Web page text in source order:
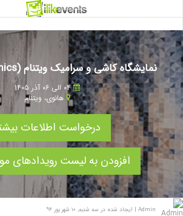
نمایشگاه کاشی و سرامیک ویتنام (Asean Ceramics)
۰۴ الی ۰۶ آذر ۱۴۰۵
هانوی، ویتنام
درخواست اطلاعات
افزودن به لیست رویدادهای
Admin
| ایجاد شده در سه شنبه, ۱۰ شهریور ۹۴